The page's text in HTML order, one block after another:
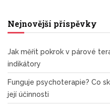
Nejnovější příspěvky
Jak měřit pokrok v párové
indikátory
Funguje psychoterapie? Co
její účinnosti